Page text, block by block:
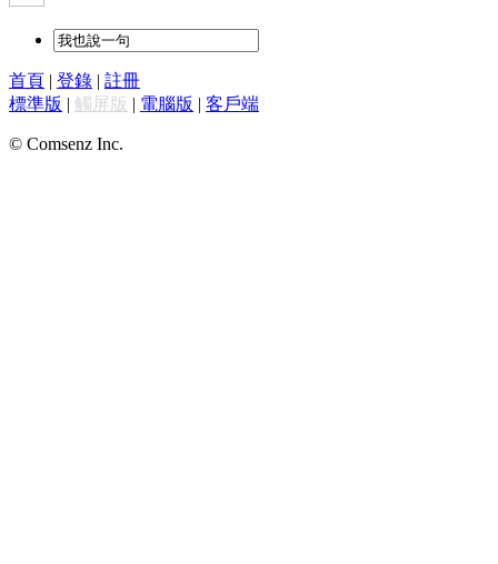
首頁 | 登錄 | 註冊
標準版 | 觸屏版 | 電腦版 | 客戶端
© Comsenz Inc.